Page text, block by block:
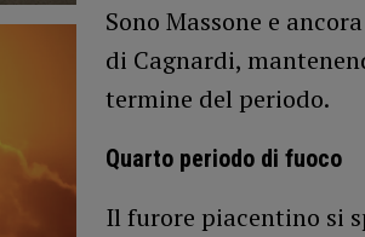
Sono Massone e
di Cagnardi,
termine del periodo.
Quarto periodo di fuoco
Il furore piacentino si